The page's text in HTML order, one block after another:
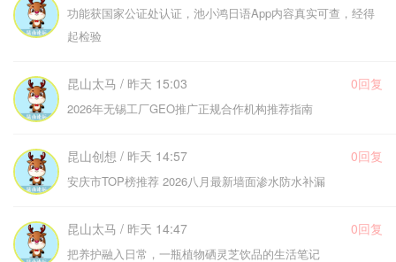
功能获国家公证处认证，池小鸿日语App内容真实可查，经得
起检验
昆山太马 / 昨天 15:03 0回复
2026年无锡工厂GEO推广正规合作机构推荐指南
昆山创想 / 昨天 14:57 0回复
安庆市TOP榜推荐 2026八月最新墙面渗水防水补漏
昆山太马 / 昨天 14:47 0回复
把养护融入日常，一瓶植物硒灵芝饮品的生活笔记